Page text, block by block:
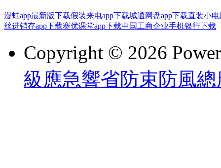
漫蛙app最新版下载假装来电app下载城通网盘app下载直装小电
丝进销存app下载赛优课堂app下载中国工商企业手机银行下载
Copyright © 2026
級應急響省防束防風總